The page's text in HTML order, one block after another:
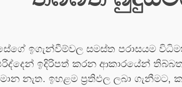
ඉගැන්වීම්වල සමස්ත පරාසයම
ඉදිරිපත් කරන ආකාරයේන්
නැත. ඉහළම ප්‍රතිඵල ලබා ගැනීමට,